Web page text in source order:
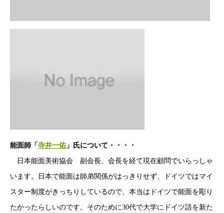
能面師「寺井一佑 」氏について・・・・
日本能面美術協会 副会長、会長を経て現在顧問でいらっしゃ
います。日本で能面は師弟関係がはっきりせず、ドイツではマイ
スター制度がきっちりしているので、本当はドイツで能面を彫り
たかったらしいのです。そのために30代で大学にドイツ語を新た